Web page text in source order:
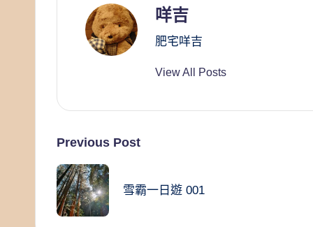
咩吉
肥宅咩吉
View All Posts
Post
navigation
Previous Post
雪霸一日遊 001